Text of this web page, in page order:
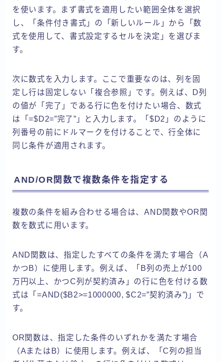
を使います。まず書式を適用したい範囲全体を選択
し、「条件付き書式」の「新しいルール」から「数
式を使用して、書式設定するセルを決定」を選びま
す。
次に数式を入力します。ここで重要なのは、列を固
定し行は固定しない「複合参照」です。例えば、D列
の値が「完了」である行に色を付けたい場合、数式
は「=$D2=”完了”」と入力します。「$D2」のように
列番号の前にドルマークを付けることで、行全体に
同じ条件が適用されます。
AND/OR関数で複数条件を指定する
複数の条件を組み合わせる場合は、AND関数やOR関
数を数式に用います。
AND関数は、指定したすべての条件を満たす場合（A
かつB）に使用します。例えば、「B列の売上が100
万円以上、かつC列が契約済み」の行に色を付ける数
式は「=AND($B2>=1000000, $C2=”契約済み”)」で
す。
OR関数は、指定した条件のいずれかを満たす場合
（AまたはB）に使用します。例えば、「C列の担当